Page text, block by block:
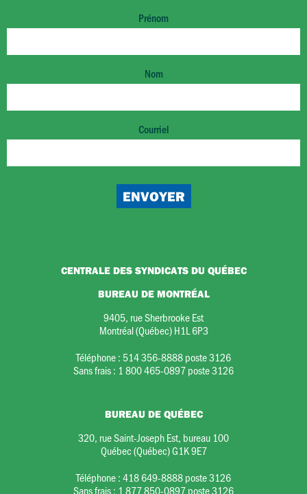
Prénom
Nom
Courriel
CENTRALE DES SYNDICATS DU QUÉBEC
BUREAU DE MONTRÉAL
9405, rue Sherbrooke Est
Montréal (Québec) H1L 6P3
Téléphone : 514 356-8888 poste 3126
Sans frais : 1 800 465-0897 poste 3126
BUREAU DE QUÉBEC
320, rue Saint-Joseph Est, bureau 100
Québec (Québec) G1K 9E7
Téléphone :418 649-8888 poste 3126
Sans frais : 1 877 850-0897 poste 3126